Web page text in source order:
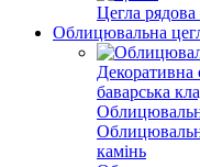
Цегла рядова
Облицювальна
баварська
камінь